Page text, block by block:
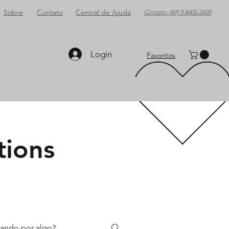
Sobre Contato Central de Ajuda Contato: (69) 9.8405-2620
Login Favoritos